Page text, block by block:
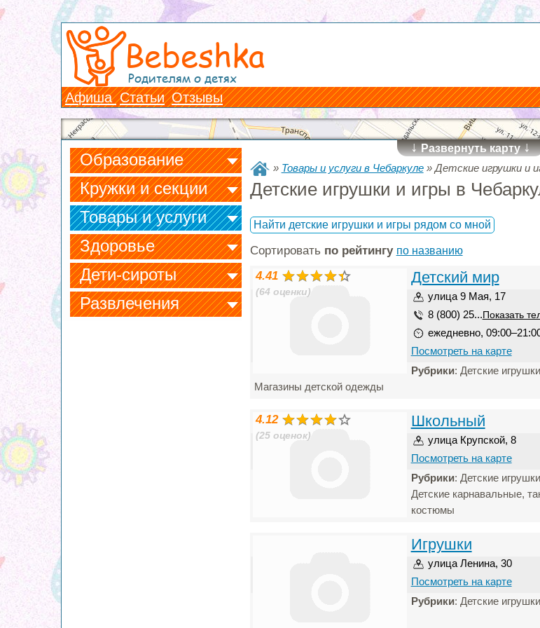
Bebeshka
Родителям о детях
Афиша Статьи Отзывы
↓Развернуть карту↓
Образование
Кружки и секции
Товары и услуги
Здоровье
Дети-сироты
Развлечения
» Товары и услуги в Чебаркуле» Детские игрушки и
Детские игрушки и игры в
Найти детские игрушки и игры рядом со мной
Сортировать по рейтингу по названию
4.41
(64 оценки)
Детский мир
улица 9 Мая, 17
8 (800) 25... Показать
ежедневно,
Посмотреть на карте
Рубрики: Детские
Магазины детской одежды
4.12
(25 оценок)
Школьный
улица Крупской, 8
Посмотреть на карте
Рубрики: Детские
Детские карнавальные,
костюмы
Игрушки
улица Ленина, 30
Посмотреть на карте
Рубрики: Детские